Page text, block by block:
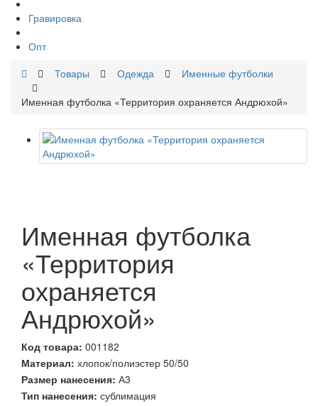
Гравировка
Опт
Товары
Одежда
Именные футболки
Именная футболка «Территория охраняется Андрюхой»
Именная футболка
«Территория
охраняется
Андрюхой»
Код товара: 001182
Материал: хлопок/полиэстер 50/50
Размер нанесения: А3
Тип нанесения: сублимация